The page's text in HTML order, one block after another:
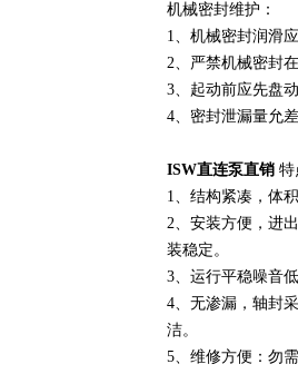
机械密封维护：
1、机械密封润滑
2、严禁机械密封
3、起动前应先盘
4、密封泄漏量允
ISW直连泵直销 特
1、结构紧凑，体
2、安装方便，进
装稳定。
3、运行平稳噪音
4、无渗漏，轴封
洁。
5、维修方便：勿